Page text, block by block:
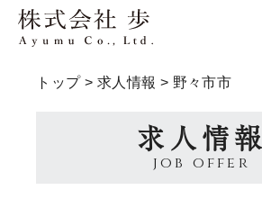
トップ> 求人情報 > 野々市市
求人情報
job offer